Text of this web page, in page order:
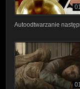
Autoodtwarzanie